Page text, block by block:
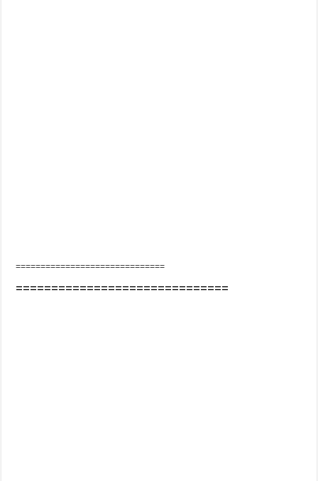
==============================
==============================